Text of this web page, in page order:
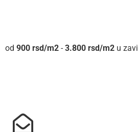
900 rsd - 3.800 rsd u